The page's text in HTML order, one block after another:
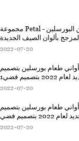
مجموعة Petal - مجموعة أواني طعام من البورسلين
بألوان الصيف الجديدة
2022 07 20
طعام بورسلين بتصميم
2022 بتصميم فضي1
2022 07 20
طعام بورسلين بتصميم
لعام 2022 بتصميم فضي
2022 07 20